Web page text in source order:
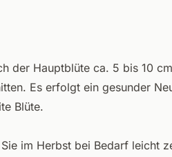
der Hauptblüte ca. 5 bis 10
Es erfolgt ein gesunder
Blüte.
im Herbst bei Bedarf leicht